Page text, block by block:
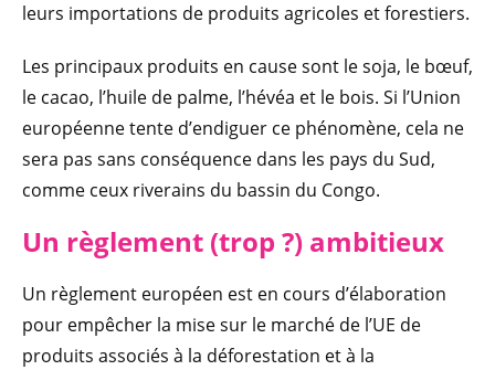
leurs importations de produits agricoles et forestiers.
Les principaux produits en cause sont le soja, le bœuf,
le cacao, l’huile de palme, l’hévéa et le bois. Si l’Union
européenne tente d’endiguer ce phénomène, cela ne
sera pas sans conséquence dans les pays du Sud,
comme ceux riverains du bassin du Congo.
Un règlement (trop ?) ambitieux
Un règlement européen est en cours d’élaboration
pour empêcher la mise sur le marché de l’UE de
produits associés à la déforestation et à la